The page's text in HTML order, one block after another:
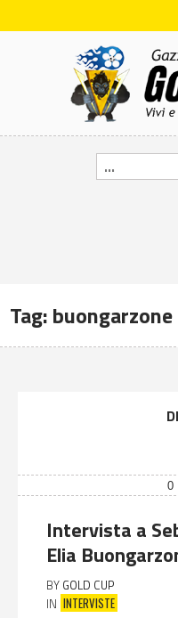
Tag:buongarzone
0
Intervista a
Elia
BY GOLD CUP
IN INTERVISTE